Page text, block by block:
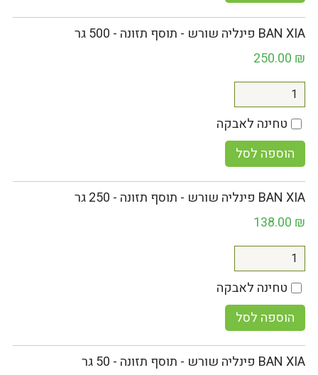
BAN XIA פינליה שורש - תוסף תזונה - 500 גר
250.00 ₪
טחינה לאבקה
הוספה לסל
BAN XIA פינליה שורש - תוסף תזונה - 250 גר
138.00 ₪
טחינה לאבקה
הוספה לסל
BAN XIA פינליה שורש - תוסף תזונה - 50 גר